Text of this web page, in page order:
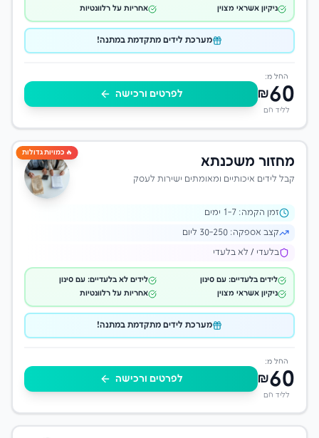
ניקיון אשראי מצוין
אחריות על רלוונטיות
מערכת לידים מתקדמת במתנה!
החל מ:
₪60
לליד חם
לפרטים ורכישה
מחזור משכנתא
קבל לידים איכותיים ומאומתים ישירות לעסק
🔥 כמויות גדולות
זמן הקמה: 1 -7 ימים
קצב אספקה: 30-250 ליום
בלעדי / לא בלעדי
לידים בלעדיים: עם סינון
לידים לא בלעדיים: עם סינון
ניקיון אשראי מצוין
אחריות על רלוונטיות
מערכת לידים מתקדמת במתנה!
החל מ:
₪60
לליד חם
לפרטים ורכישה